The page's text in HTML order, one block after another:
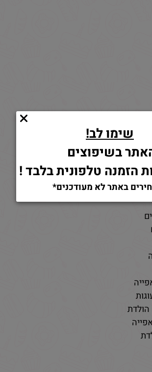
הולדת
שימו לב!
בשיפוצים
הזמנה טלפונית בלבד !
באתר לא מעודכנים*